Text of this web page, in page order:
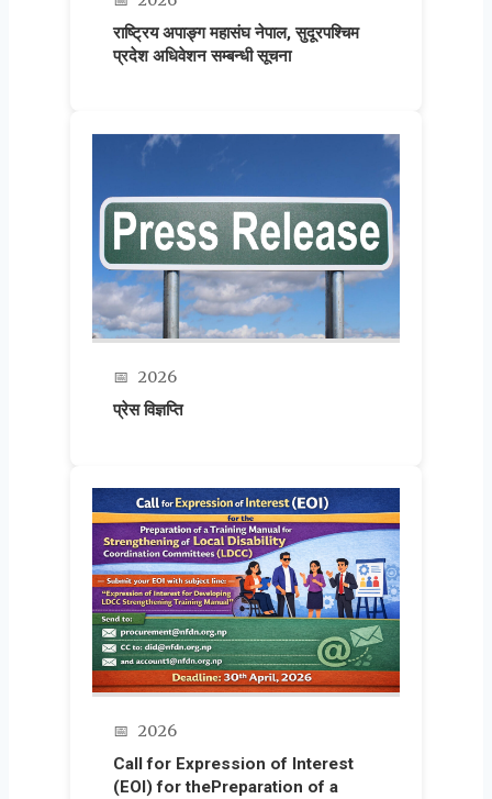
राष्ट्रिय अपाङ्ग महासंघ नेपाल, सुदूरपश्चिम
प्रदेश अधिवेशन सम्बन्धी सूचना
📅 2026
प्रेस विज्ञप्ति
📅 2026
Call for Expression of Interest
(EOI) for thePreparation of a